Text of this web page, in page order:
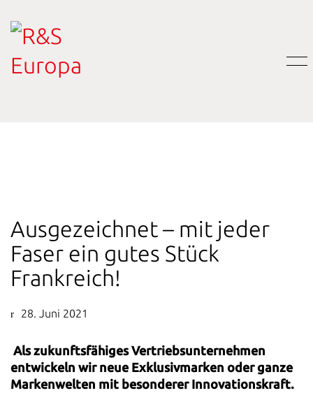
Ausgezeichnet – mit jeder
Faser ein gutes Stück
Frankreich!
28. Juni 2021
Als zukunftsfähiges Vertriebsunternehmen
entwickeln wir neue Exklusivmarken oder ganze
Markenwelten mit besonderer Innovationskraft.